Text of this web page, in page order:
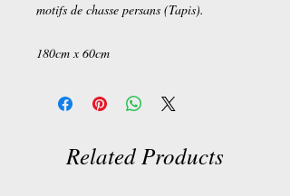
motifs de chasse persans (Tapis).
180cm x 60cm
Related Products